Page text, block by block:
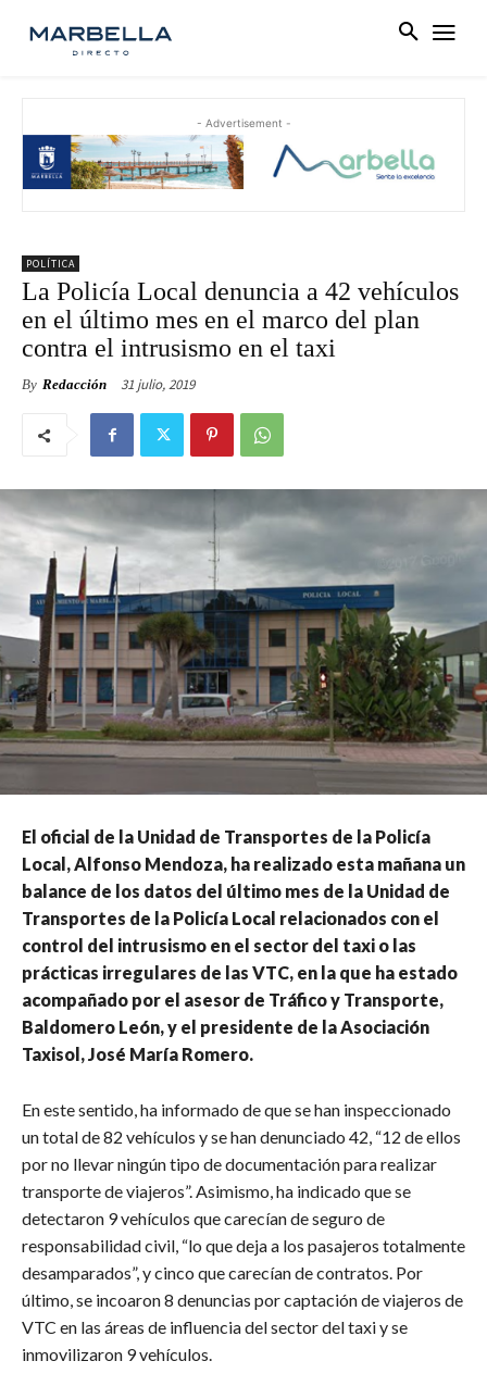
- Advertisement -
POLÍTICA
La Policía Local denuncia a 42 vehículos
en el último mes en el marco del plan
contra el intrusismo en el taxi
By Redacción 31 julio, 2019
El oficial de la Unidad de Transportes de la Policía
Local, Alfonso Mendoza, ha realizado esta mañana un
balance de los datos del último mes de la Unidad de
Transportes de la Policía Local relacionados con el
control del intrusismo en el sector del taxi o las
prácticas irregulares de las VTC, en la que ha estado
acompañado por el asesor de Tráfico y Transporte,
Baldomero León, y el presidente de la Asociación
Taxisol, José María Romero.
En este sentido, ha informado de que se han inspeccionado
un total de 82 vehículos y se han denunciado 42, “12 de ellos
por no llevar ningún tipo de documentación para realizar
transporte de viajeros”. Asimismo, ha indicado que se
detectaron 9 vehículos que carecían de seguro de
responsabilidad civil, “lo que deja a los pasajeros totalmente
desamparados”, y cinco que carecían de contratos. Por
último, se incoaron 8 denuncias por captación de viajeros de
VTC en las áreas de influencia del sector del taxi y se
inmovilizaron 9 vehículos.